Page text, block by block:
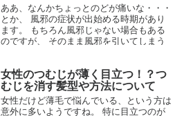
ああ、なんかちょっとのどが痛いな・・・
とか、 風邪の症状が出始める時期があり
ます。 もちろん風邪じゃない場合もある
のですが、 そのまま風邪を引いてしまう
2015.11.10
女性のつむじが薄く目立つ！？つ
むじを消す髪型や方法について
女性だけど薄毛で悩んでいる、という方は
意外に多いようですね。 特に目立つのが